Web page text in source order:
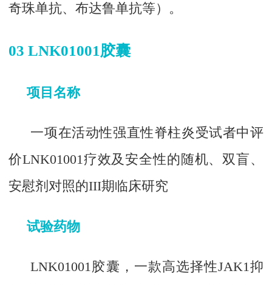
奇珠单抗、布达鲁单抗等）。
03 LNK01001胶囊
项目名称
一项在活动性强直性脊柱炎受试者中评
价LNK01001疗效及安全性的随机、双盲、
安慰剂对照的III期临床研究
试验药物
LNK01001胶囊，一款高选择性JAK1抑